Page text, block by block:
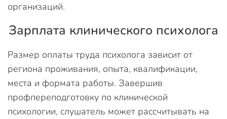
организаций.
Зарплата клинического психолога
Размер оплаты труда психолога зависит от
региона проживания, опыта, квалификации,
места и формата работы. Завершив
профпереподготовку по клинической
психологии, слушатель может рассчитывать на